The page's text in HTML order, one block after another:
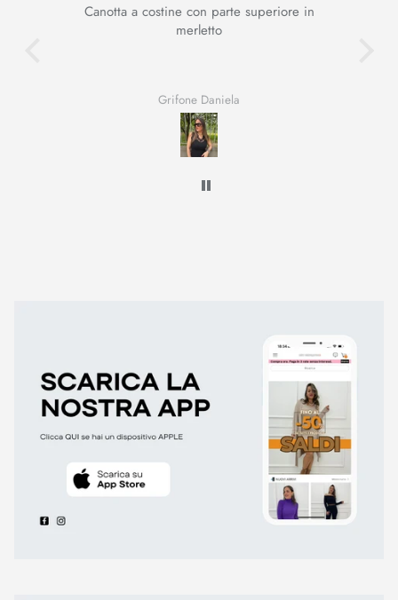
Canotta a costine con parte superiore in
merletto
Grifone Daniela